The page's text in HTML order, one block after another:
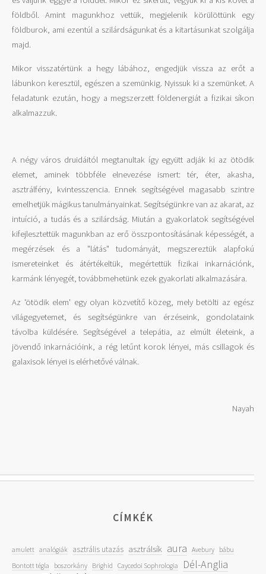
földből. Amint magunkhoz vettük, megjelenik körülöttünk egy
földburok, ami ezentúl a szilárdságunkat és a kitartásunkat szolgálja
majd.
Mikor visszatértünk a hegy lábához, engedjük vissza az erőt a
lábunkon keresztül, egészen a szemünkig. Nyissuk ki a szemünket. A
feladatunk ezután, hogy a megszerzett földenergiát a fizikai síkon
alkalmazzuk.
A négy város druidáitól megtanultak így együtt adják ki az ötödik
elemet, aminek többféle elnevezése ismert: tér, éter, akasha,
asztrálfény, kvintesszencia. Ennek segítségével magasabb szintre
emelhetjük mágikus tanulmányainkat. Segítségünkre van az akarat, az
intuíció, a tudás és a szilárdság. Miután a gyakorlatok segítségével
kifejlesztettük magunkban az erő összpontosításának képességét, a
megérzések és a "látás" tudományát, megszereztük alapfokú
ismereteinket és átértékeltük, megértettük fizikai inkarnációnk,
karmánk lényegét, továbbmehetünk ezek gyakorlati alkalmazására.
Az 'ötödik elem' egy olyan közvetítő közeg, mely betölti az egész
világegyetemet, és segítségünkre van érzéseink, gondolataink
távolba küldésére. Segítségével a telepátia, az elmúlt életeink, a
jövendő inkarnációink, a rég letűnt korok lényei, más csillagok és
galaxisok lényei is elérhetővé válnak.
Nayah
CÍMKÉK
amulett analógiák asztrális utazás asztrálsík aura Avebury bábu
Bontott tégla
boszorkány Brighid Caycedoi Sophrologia Dél-Anglia